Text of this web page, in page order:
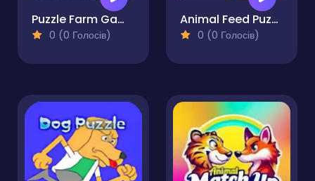
Puzzle Farm Game
0 (0 Голосів)
Animal Feed Puzzle
0 (0 Голосів)